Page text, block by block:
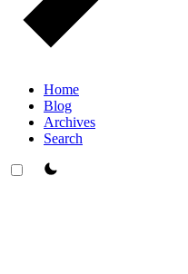
Home
Blog
Archives
Search
theme switcher